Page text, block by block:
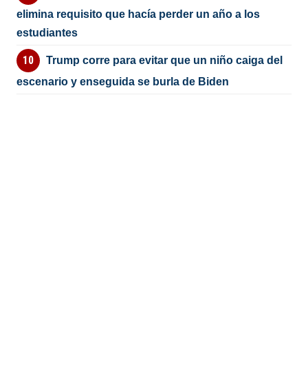
elimina requisito que hacía perder un año a los
estudiantes
Trump corre para evitar que un niño caiga del
escenario y enseguida se burla de Biden